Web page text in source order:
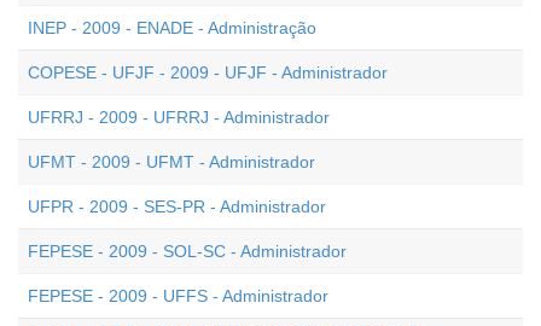
INEP - 2009 - ENADE - Administração
COPESE - UFJF - 2009 - UFJF - Administrador
UFRRJ - 2009 - UFRRJ - Administrador
UFMT - 2009 - UFMT - Administrador
UFPR - 2009 - SES-PR - Administrador
FEPESE - 2009 - SOL-SC - Administrador
FEPESE - 2009 - UFFS - Administrador